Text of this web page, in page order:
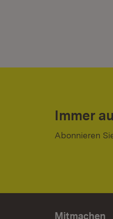
Immer
Abonnieren
Mitmachen